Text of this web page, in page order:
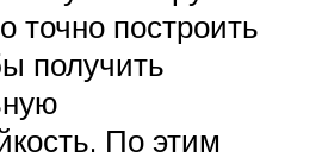
точно построить
получить
По этим